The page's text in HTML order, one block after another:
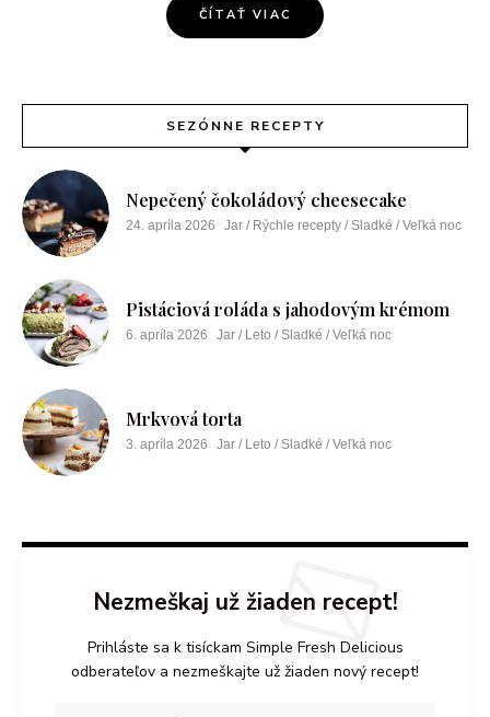
ČÍTAŤ VIAC
SEZÓNNE RECEPTY
Nepečený čokoládový cheesecake
24. apríla 2026 Jar / Rýchle recepty / Sladké / Veľká noc
Pistáciová roláda s jahodovým krémom
6. apríla 2026 Jar / Leto / Sladké / Veľká noc
Mrkvová torta
3. apríla 2026 Jar / Leto / Sladké / Veľká noc
Nezmeškaj už žiaden recept!
Prihláste sa k tisíckam Simple Fresh Delicious
odberateľov a nezmeškajte už žiaden nový recept!